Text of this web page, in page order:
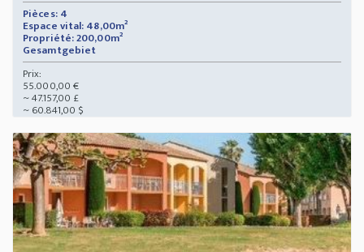
Pièces: 4
Espace vital: 48,00m²
Propriété: 200,00m²
Gesamtgebiet
Prix:
55.000,00 €
~ 47.157,00 £
~ 60.841,00 $